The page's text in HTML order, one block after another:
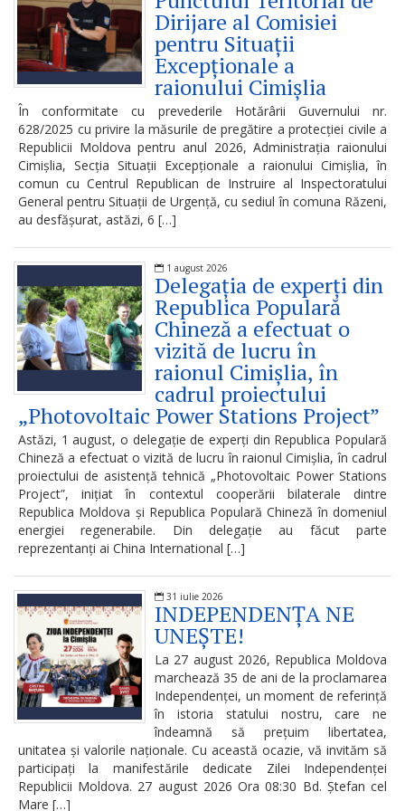
Regulamente
Consilierii
raionali
Comisiile
consultative
de
specialitate
consiliului
raional
Codul
de
conduită
etică
a
funcționarilor
publici
Linia
instituțională
pentru
informare
Transparență
decizională
Dirijare al Comisiei
pentru Situații
Excepționale a
raionului Cimișlia
În conformitate cu prevederile Hotărârii Guvernului nr.
628/2025 cu privire la măsurile de pregătire a protecției civile a
Republicii Moldova pentru anul 2026, Administrația raionului
Cimișlia, Secția Situații Excepționale a raionului Cimișlia, în
comun cu Centrul Republican de Instruire al Inspectoratului
General pentru Situații de Urgență, cu sediul în comuna Răzeni,
au desfășurat, astăzi, 6 […]
1 august 2026
Delegația de experți din
Republica Populară
Chineză a efectuat o
vizită de lucru în
raionul Cimișlia, în
cadrul proiectului
„Photovoltaic Power Stations Project”
Astăzi, 1 august, o delegație de experți din Republica Populară
Chineză a efectuat o vizită de lucru în raionul Cimișlia, în cadrul
proiectului de asistență tehnică „Photovoltaic Power Stations
Project”, inițiat în contextul cooperării bilaterale dintre
Republica Moldova și Republica Populară Chineză în domeniul
energiei regenerabile. Din delegație au făcut parte
reprezentanți ai China International […]
31 iulie 2026
INDEPENDENȚA NE
UNEȘTE!
La 27 august 2026, Republica Moldova
marchează 35 de ani de la proclamarea
Independenței, un moment de referință
în istoria statului nostru, care ne
îndeamnă să prețuim libertatea,
unitatea și valorile naționale. Cu această ocazie, vă invităm să
participați la manifestările dedicate Zilei Independenței
Republicii Moldova. 27 august 2026 Ora 08:30 Bd. Ștefan cel
Mare […]